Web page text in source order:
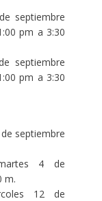
septiembre
pm a 3:30
septiembre
pm a 3:30
septiembre
4 de
m.
12 de